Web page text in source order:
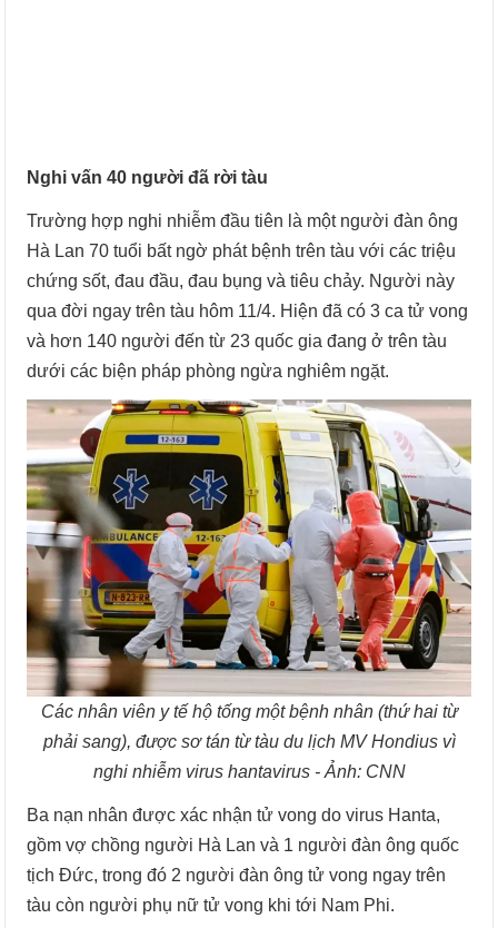
Nghi vấn 40 người đã rời tàu
Trường hợp nghi nhiễm đầu tiên là một người đàn ông
Hà Lan 70 tuổi bất ngờ phát bệnh trên tàu với các triệu
chứng sốt, đau đầu, đau bụng và tiêu chảy. Người này
qua đời ngay trên tàu hôm 11/4. Hiện đã có 3 ca tử vong
và hơn 140 người đến từ 23 quốc gia đang ở trên tàu
dưới các biện pháp phòng ngừa nghiêm ngặt.
Các nhân viên y tế hộ tống một bệnh nhân (thứ hai từ
phải sang), được sơ tán từ tàu du lịch MV Hondius vì
nghi nhiễm virus hantavirus - Ảnh: CNN
Ba nạn nhân được xác nhận tử vong do virus Hanta,
gồm vợ chồng người Hà Lan và 1 người đàn ông quốc
tịch Đức, trong đó 2 người đàn ông tử vong ngay trên
tàu còn người phụ nữ tử vong khi tới Nam Phi.